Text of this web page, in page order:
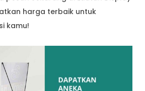
harga terbaik untuk
kamu!